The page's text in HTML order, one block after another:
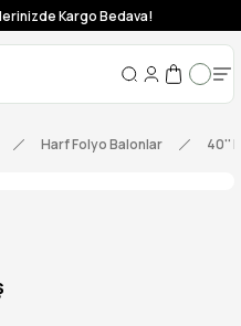
Kargo Bedava!
Harf Folyo Balonlar 40''